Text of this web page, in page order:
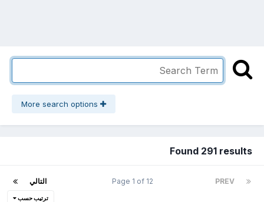
Found 291 results
PREV التالي Page 1 of 12
ترتيب حسب